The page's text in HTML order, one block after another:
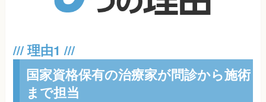
国家資格保有の治療家が問診から施術
まで担当